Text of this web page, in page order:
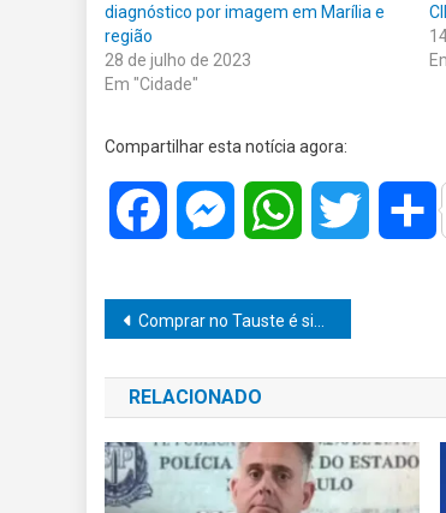
diagnóstico por imagem em Marília e
região
28 de julho de 2023
Em "Cidade"
Compartilhar esta notícia agora:
Facebook MessengerWhatsAppTwitter
Navegação
de
Post
Comprar no Tauste é sinônimo de economia e muitos prêmios!
RELACIONADO